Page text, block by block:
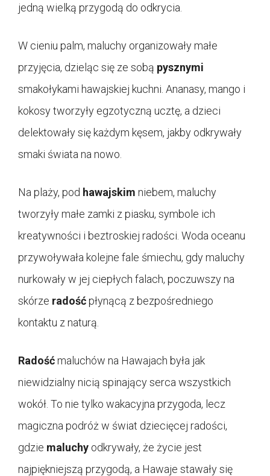
jedną wielką przygodą do odkrycia.
W cieniu palm, maluchy organizowały małe
przyjęcia, dzieląc się ze sobą pysznymi
smakołykami hawajskiej kuchni. Ananasy, mango i
kokosy tworzyły egzotyczną ucztę, a dzieci
delektowały się każdym kęsem, jakby odkrywały
smaki świata na nowo.
Na plaży, pod hawajskim niebem, maluchy
tworzyły małe zamki z piasku, symbole ich
kreatywności i beztroskiej radości. Woda oceanu
przywoływała kolejne fale śmiechu, gdy maluchy
nurkowały w jej ciepłych falach, poczuwszy na
skórze radośćpłynącą z bezpośredniego
kontaktu z naturą.
Radośćmaluchów na Hawajach była jak
niewidzialny nicią spinający serca wszystkich
wokół. To nie tylko wakacyjna przygoda, lecz
magiczna podróż w świat dziecięcej radości,
gdzie maluchy odkrywały, że życie jest
najpiękniejszą przygodą, a Hawaje stawały się